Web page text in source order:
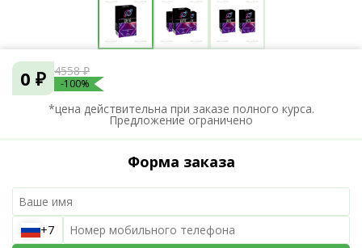
0 ₽ 4558 ₽
-100%
*цена действительна при заказе полного курса.
Предложение ограничено
Форма заказа
+7